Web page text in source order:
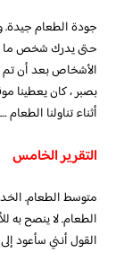
حتى يدرك شخص ما
الأشخاص بعد أن تم
بصبر ، كان يعطينا
أثناء تناولنا
التقرير الخامس
متوسط ​​الطعام.
الطعام. لا ينصح
القول أنني سأعود